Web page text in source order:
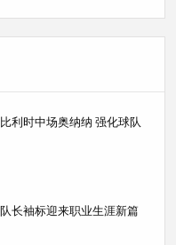
利时中场奥纳纳 强化球队
长袖标迎来职业生涯新篇